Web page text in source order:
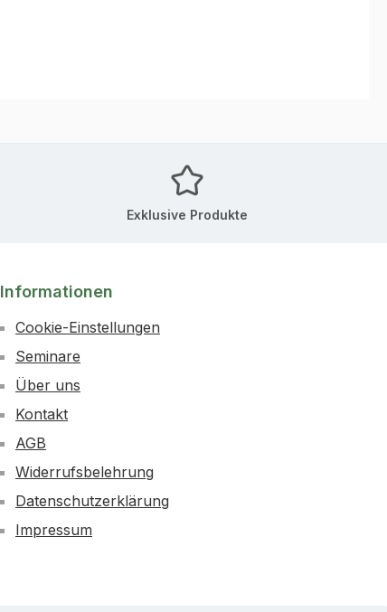
Exklusive Produkte
Informationen
Cookie-Einstellungen
Seminare
Über uns
Kontakt
AGB
Widerrufsbelehrung
Datenschutzerklärung
Impressum